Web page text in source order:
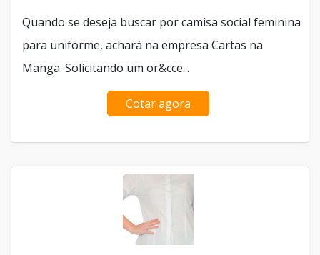
Quando se deseja buscar por camisa social feminina
para uniforme, achará na empresa Cartas na
Manga. Solicitando um or&cce...
Cotar agora